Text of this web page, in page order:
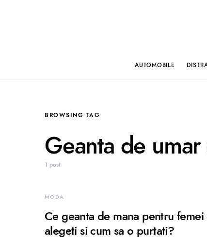
AUTOMOBILE
BROWSING TAG
Geanta de umar
1 post
MODA
Ce geanta de mana pentru femei
alegeti si cum sa o purtati?